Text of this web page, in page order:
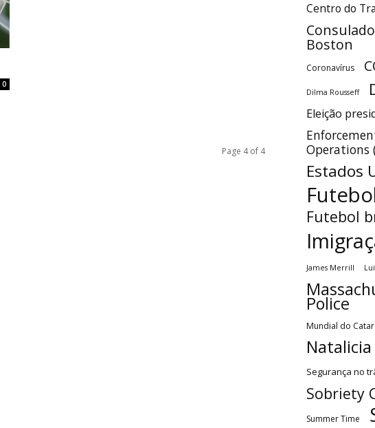
0
Page 4 of 4
Centro do
Boston
Coronavírus
Dilma Rousseff
Eleição
Operations
Estados
Futebol
James Merrill
Police
Mundial do
Segurança no
Sobriety
Summer Time